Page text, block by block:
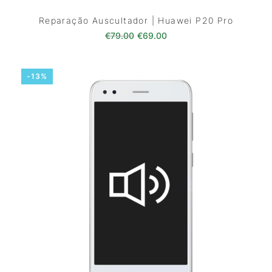
Reparação Auscultador | Huawei P20 Pro
€79.00 O preço original era: €79.00.
€69.00O preço atual é:
-13%